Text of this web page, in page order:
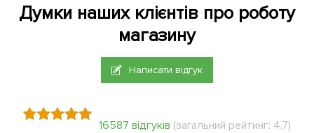
Думки наших клієнтів про роботу
магазину
Написати відгук
16587 відгуків (загальний рейтинг: 4.7)